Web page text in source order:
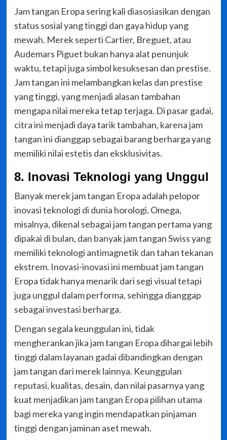
Jam tangan Eropa sering kali diasosiasikan dengan
status sosial yang tinggi dan gaya hidup yang
mewah. Merek seperti Cartier, Breguet, atau
Audemars Piguet bukan hanya alat penunjuk
waktu, tetapi juga simbol kesuksesan dan prestise.
Jam tangan ini melambangkan kelas dan prestise
yang tinggi, yang menjadi alasan tambahan
mengapa nilai mereka tetap terjaga. Di pasar gadai,
citra ini menjadi daya tarik tambahan, karena jam
tangan ini dianggap sebagai barang berharga yang
memiliki nilai estetis dan eksklusivitas.
8. Inovasi Teknologi yang Unggul
Banyak merek jam tangan Eropa adalah pelopor
inovasi teknologi di dunia horologi. Omega,
misalnya, dikenal sebagai jam tangan pertama yang
dipakai di bulan, dan banyak jam tangan Swiss yang
memiliki teknologi antimagnetik dan tahan tekanan
ekstrem. Inovasi-inovasi ini membuat jam tangan
Eropa tidak hanya menarik dari segi visual tetapi
juga unggul dalam performa, sehingga dianggap
sebagai investasi berharga.
Dengan segala keunggulan ini, tidak
mengherankan jika jam tangan Eropa dihargai lebih
tinggi dalam layanan gadai dibandingkan dengan
jam tangan dari merek lainnya. Keunggulan
reputasi, kualitas, desain, dan nilai pasarnya yang
kuat menjadikan jam tangan Eropa pilihan utama
bagi mereka yang ingin mendapatkan pinjaman
tinggi dengan jaminan aset mewah.